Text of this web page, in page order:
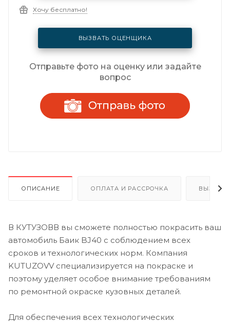
Хочу бесплатно!
ВЫЗВАТЬ ОЦЕНЩИКА
Отправьте фото на оценку или задайте
вопрос
ОПИСАНИЕ ОПЛАТА И РАССРОЧКА ВЫЗОВ
В КУТУЗОВВ вы сможете полностью покрасить ваш
автомобиль Баик BJ40 с соблюдением всех
сроков и технологических норм. Компания
KUTUZOVV специализируется на покраске и
поэтому уделяет особое внимание требованиям
по ремонтной окраске кузовных деталей.
Для обеспечения всех технологических